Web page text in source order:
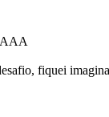
fiquei